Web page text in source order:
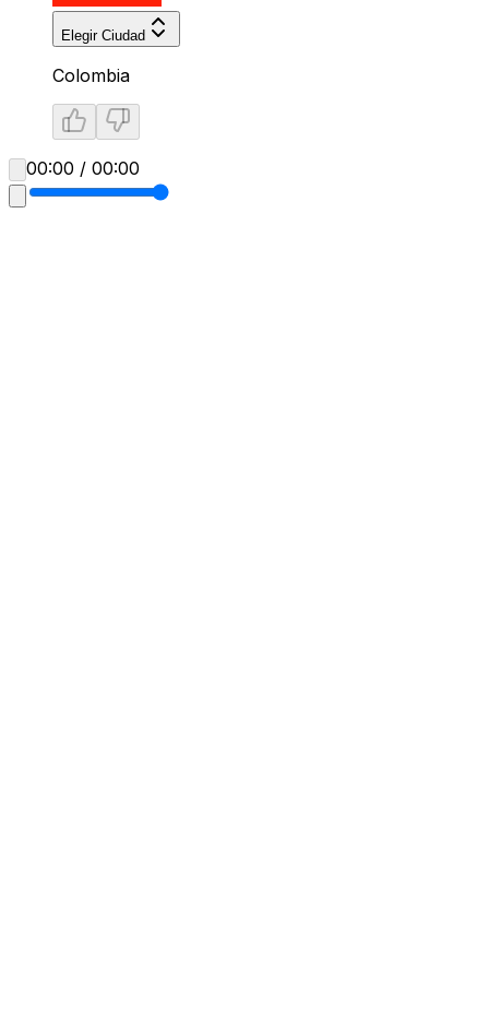
Elegir Ciudad
Colombia
00:00 / 00:00